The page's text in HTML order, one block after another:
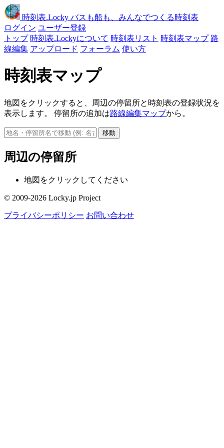
時刻表.Locky バスも船も、みんなでつくる時刻表
ログイン ユーザー登録
トップ 時刻表.Lockyについて 時刻表リスト 時刻表マップ 路
線編集 アップロード フォーラム 使い方
時刻表マップ
地図をクリックすると、周辺の停留所と時刻表の登録状況を
表示します。 停留所の追加は路線編集マップから。
移動
周辺の停留所
地図をクリックしてください
© 2009-2026 Locky.jp Project
プライバシーポリシー お問い合わせ